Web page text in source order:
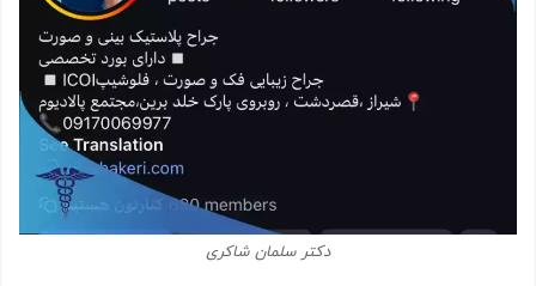
دکتر سلمان شاکری